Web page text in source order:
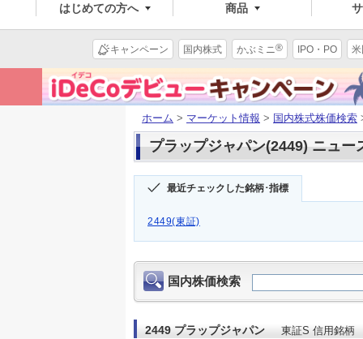
はじめての方へ 商品
キャンペーン 国内株式 かぶミニ® IPO・PO
ホーム > マーケット情報 > 国内株式株価検索
プラップジャパン(2449) ニュー
最近チェックした銘柄･指標
2449(東証)